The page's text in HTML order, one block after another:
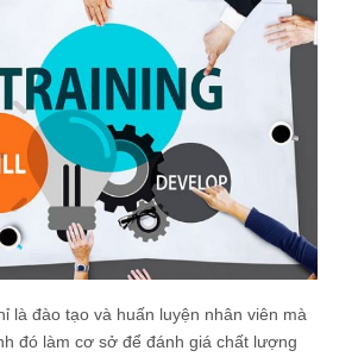
là đào tạo và huấn luyện nhân viên mà
đó làm cơ sở để đánh giá chất lượng